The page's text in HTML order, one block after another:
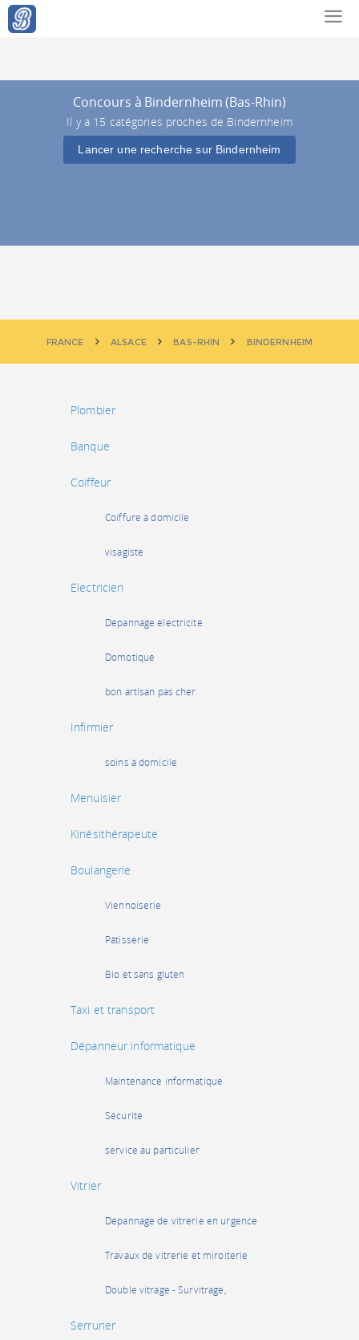
Concours à Bindernheim (Bas-Rhin)
Il y a 15 catégories proches de Bindernheim
Lancer une recherche sur Bindernheim
FRANCE ALSACE BAS-RHIN BINDERNHEIM
Plombier
Banque
Coiffeur
Coiffure à domicile
visagiste
Electricien
Dépannage électricité
Domotique
bon artisan pas cher
Infirmier
soins à domicile
Menuisier
Kinésithérapeute
Boulangerie
Viennoiserie
Pâtisserie
Bio et sans gluten
Taxi et transport
Dépanneur informatique
Maintenance informatique
Sécurité
service au particulier
Vitrier
Dépannage de vitrerie en urgence
Travaux de vitrerie et miroiterie
Double vitrage - Survitrage,
Serrurier